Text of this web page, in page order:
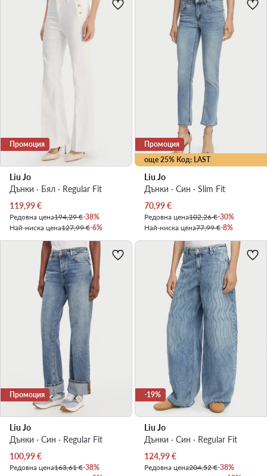
Промоция
Liu Jo
Дънки · Бял · Regular Fit
Актуална цена
119,99€
Редовна цена194,29 €-38%
Най-ниска цена127,99 €-6%
още 25% Код: LAST
Промоция
Liu Jo
Дънки · Син · Slim Fit
Актуална цена
70,99€
Редовна цена102,26 €-30%
Най-ниска цена77,99 €-8%
Промоция
Liu Jo
Дънки · Син · Regular Fit
Актуална цена
100,99€
Редовна цена163,61 €-38%
-19%
Liu Jo
Дънки · Син · Regular Fit
Актуална цена
124,99€
Редовна цена204,52 €-38%